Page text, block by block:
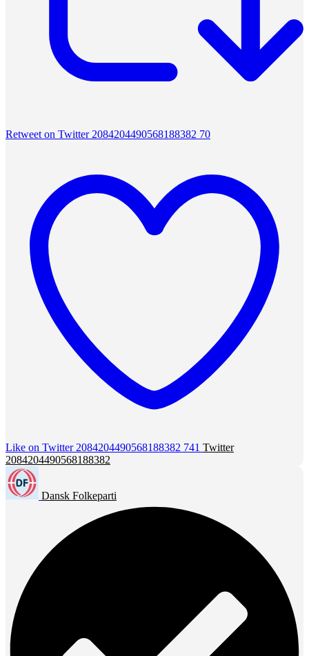
Retweet on Twitter 2084204490568188382 70
Like on Twitter 2084204490568188382 741 Twitter
2084204490568188382
Dansk Folkeparti